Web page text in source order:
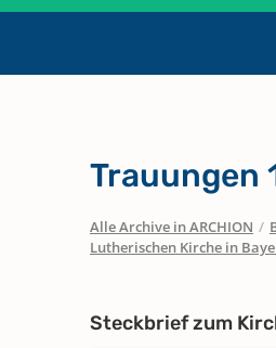
Trauungen
Alle Archive in ARCHION /
Lutherischen Kirche in
Steckbrief zum